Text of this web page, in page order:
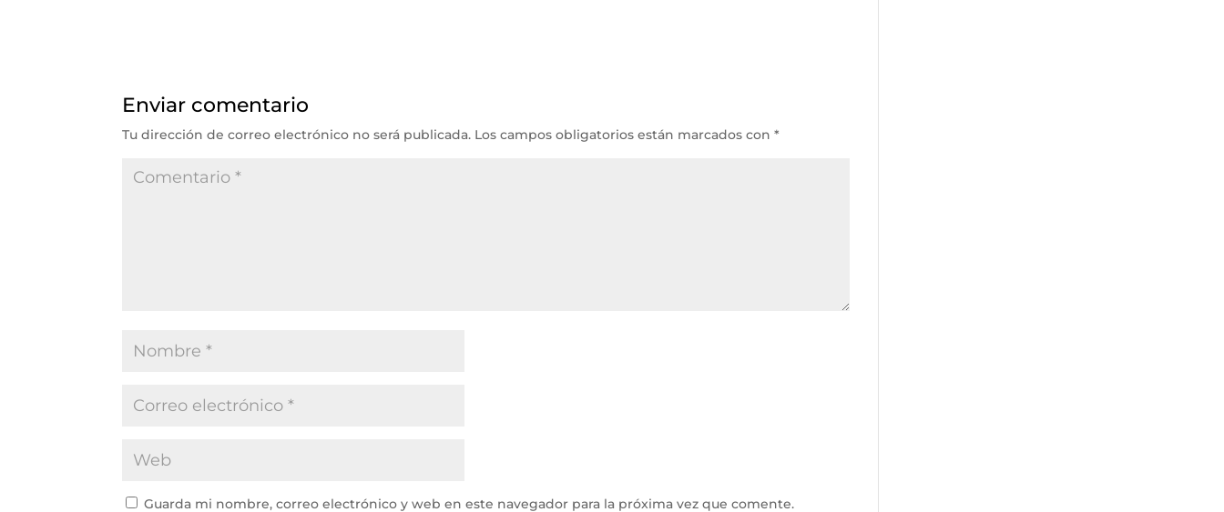
Enviar comentario
Tu dirección de correo electrónico no será publicada. Los campos obligatorios están marcados con*
Guarda mi nombre, correo electrónico y web en este navegador para la próxima vez que comente.